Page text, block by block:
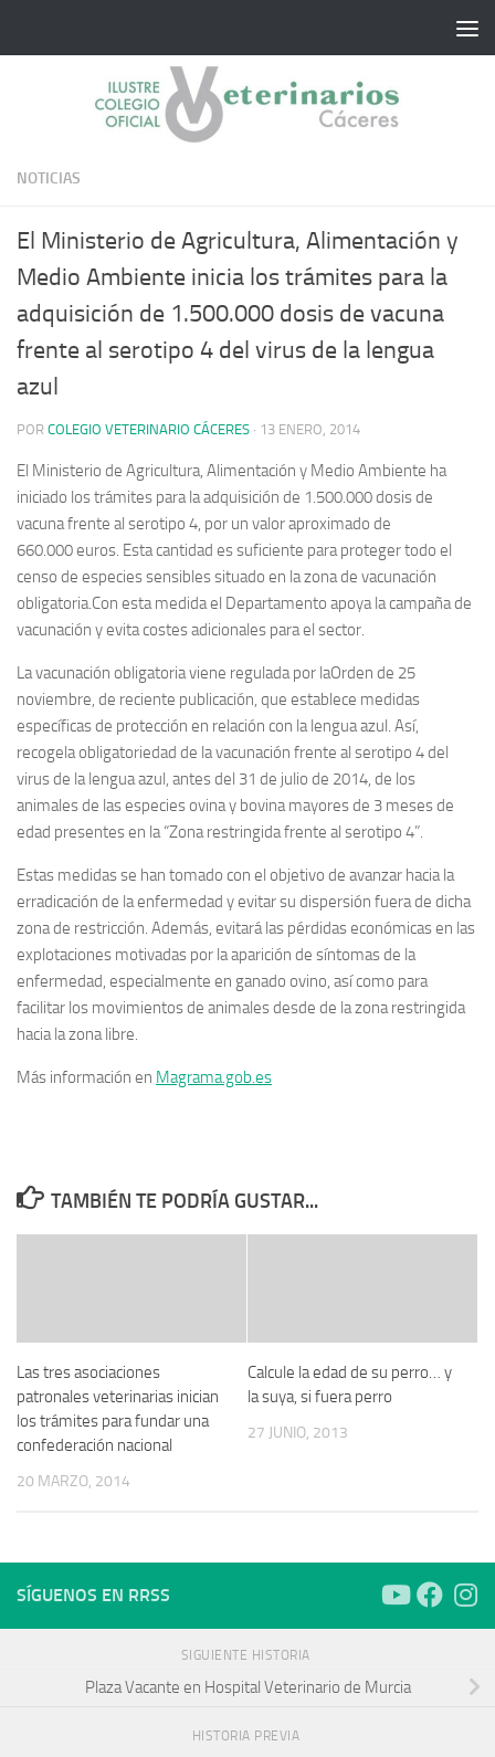
NOTICIAS
El Ministerio de Agricultura, Alimentación y
Medio Ambiente inicia los trámites para la
adquisición de 1.500.000 dosis de vacuna
frente al serotipo 4 del virus de la lengua
azul
POR COLEGIO VETERINARIO CÁCERES · 13 ENERO, 2014
El Ministerio de Agricultura, Alimentación y Medio Ambiente ha
iniciado los trámites para la adquisición de 1.500.000 dosis de
vacuna frente al serotipo 4, por un valor aproximado de
660.000 euros. Esta cantidad es suficiente para proteger todo el
censo de especies sensibles situado en la zona de vacunación
obligatoria.Con esta medida el Departamento apoya la campaña de
vacunación y evita costes adicionales para el sector.
La vacunación obligatoria viene regulada por laOrden de 25
noviembre, de reciente publicación, que establece medidas
específicas de protección en relación con la lengua azul. Así,
recogela obligatoriedad de la vacunación frente al serotipo 4 del
virus de la lengua azul, antes del 31 de julio de 2014, de los
animales de las especies ovina y bovina mayores de 3 meses de
edad presentes en la “Zona restringida frente al serotipo 4”.
Estas medidas se han tomado con el objetivo de avanzar hacia la
erradicación de la enfermedad y evitar su dispersión fuera de dicha
zona de restricción. Además, evitará las pérdidas económicas en las
explotaciones motivadas por la aparición de síntomas de la
enfermedad, especialmente en ganado ovino, así como para
facilitar los movimientos de animales desde de la zona restringida
hacia la zona libre.
Más información en Magrama.gob.es
TAMBIÉN TE PODRÍA GUSTAR...
Las tres asociaciones
patronales veterinarias inician
los trámites para fundar una
confederación nacional
20 MARZO, 2014
Calcule la edad de su perro… y
la suya, si fuera perro
27 JUNIO, 2013
SÍGUENOS EN RRSS
SIGUIENTE HISTORIA
Plaza Vacante en Hospital Veterinario de Murcia
HISTORIA PREVIA